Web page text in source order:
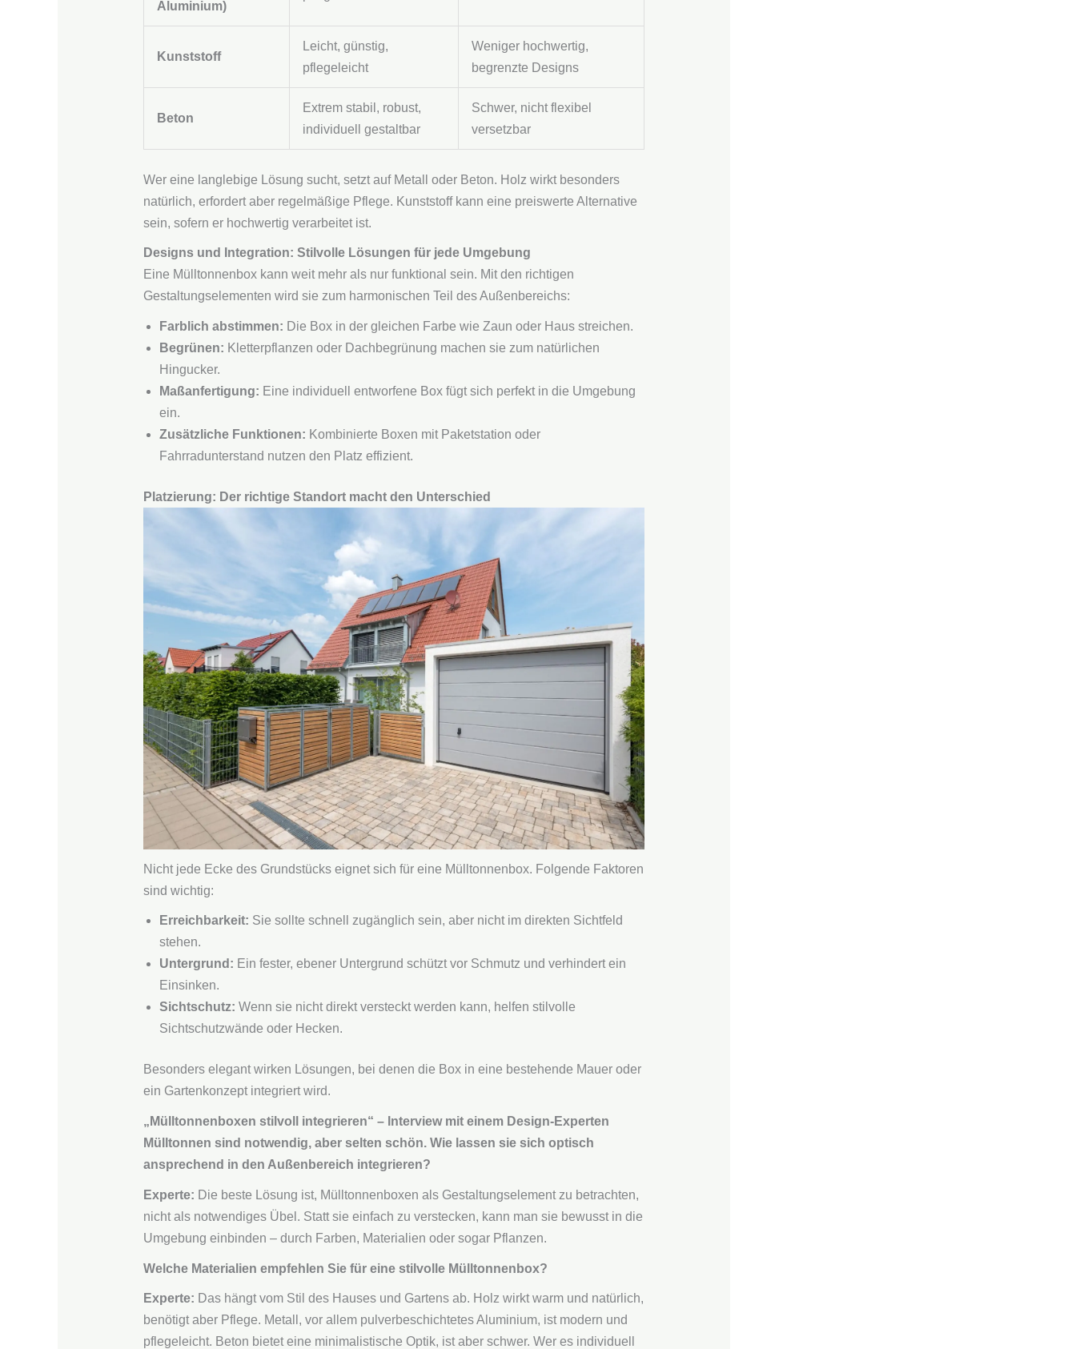
Aluminium)
Kunststoff
Leicht, günstig,
pflegeleicht
Weniger hochwertig,
begrenzte Designs
Beton
Extrem stabil, robust,
individuell gestaltbar
Schwer, nicht flexibel
versetzbar
Wer eine langlebige Lösung sucht, setzt auf Metall oder Beton. Holz wirkt besonders
natürlich, erfordert aber regelmäßige Pflege. Kunststoff kann eine preiswerte Alternative
sein, sofern er hochwertig verarbeitet ist.
Designs und Integration: Stilvolle Lösungen für jede Umgebung
Eine Mülltonnenbox kann weit mehr als nur funktional sein. Mit den richtigen
Gestaltungselementen wird sie zum harmonischen Teil des Außenbereichs:
Farblich abstimmen: Die Box in der gleichen Farbe wie Zaun oder Haus streichen.
Begrünen: Kletterpflanzen oder Dachbegrünung machen sie zum natürlichen
Hingucker.
Maßanfertigung: Eine individuell entworfene Box fügt sich perfekt in die Umgebung
ein.
Zusätzliche Funktionen: Kombinierte Boxen mit Paketstation oder
Fahrradunterstand nutzen den Platz effizient.
Platzierung: Der richtige Standort macht den Unterschied
Nicht jede Ecke des Grundstücks eignet sich für eine Mülltonnenbox. Folgende Faktoren
sind wichtig:
Erreichbarkeit: Sie sollte schnell zugänglich sein, aber nicht im direkten Sichtfeld
stehen.
Untergrund: Ein fester, ebener Untergrund schützt vor Schmutz und verhindert ein
Einsinken.
Sichtschutz: Wenn sie nicht direkt versteckt werden kann, helfen stilvolle
Sichtschutzwände oder Hecken.
Besonders elegant wirken Lösungen, bei denen die Box in eine bestehende Mauer oder
ein Gartenkonzept integriert wird.
„Mülltonnenboxen stilvoll integrieren“ – Interview mit einem Design-Experten
Mülltonnen sind notwendig, aber selten schön. Wie lassen sie sich optisch
ansprechend in den Außenbereich integrieren?
Experte: Die beste Lösung ist, Mülltonnenboxen als Gestaltungselement zu betrachten,
nicht als notwendiges Übel. Statt sie einfach zu verstecken, kann man sie bewusst in die
Umgebung einbinden – durch Farben, Materialien oder sogar Pflanzen.
Welche Materialien empfehlen Sie für eine stilvolle Mülltonnenbox?
Experte: Das hängt vom Stil des Hauses und Gartens ab. Holz wirkt warm und natürlich,
benötigt aber Pflege. Metall, vor allem pulverbeschichtetes Aluminium, ist modern und
pflegeleicht. Beton bietet eine minimalistische Optik, ist aber schwer. Wer es individuell